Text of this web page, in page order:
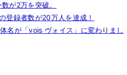
が2万を突破。
録者数が20万人を達成！
が「vois ヴォイス」に変わりまし